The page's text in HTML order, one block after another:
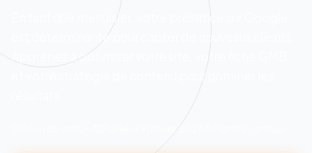
En tant que menuisier, votre présence sur Google
est determinante pour capter de nouveaux clients.
Apprenez a optimiser votre site, votre fiche GMB
et votre stratégie de contenu pour dominer les
9 janvier 2026